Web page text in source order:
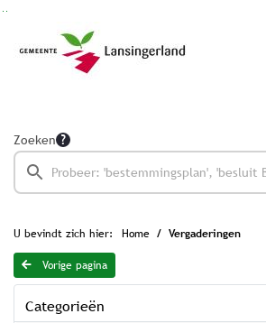
Zoeken
U bevindt zich hier: Home Vergaderingen
Vorige pagina
Categorieën